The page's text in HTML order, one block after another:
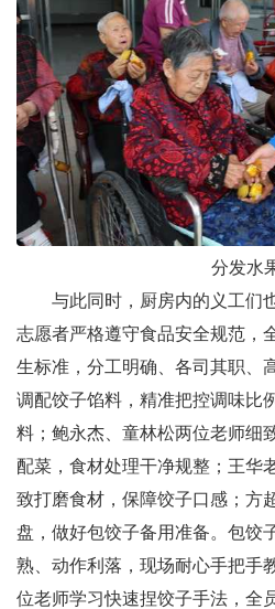
分发水
与此同时，厨房内的义工们
志愿者严格遵守食品安全规范，
生标准，分工明确、各司其职、
调配饺子馅料，精准把控调味比
料；鲍永杰、童林松两位老师细
配菜，食材处理干净规整；王华
致打磨食材，保障饺子口感；方
盘，做好包饺子备用准备。包饺
熟、动作利落，现场耐心手把手
位老师学习快速捏饺子手法，全